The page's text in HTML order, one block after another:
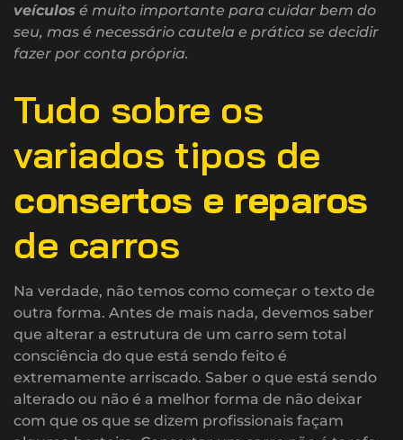
veículos é muito importante para cuidar bem do
seu, mas é necessário cautela e prática se decidir
fazer por conta própria.
Tudo sobre os
variados tipos de
consertos e reparos
de carros
Na verdade, não temos como começar o texto de
outra forma. Antes de mais nada, devemos saber
que alterar a estrutura de um carro sem total
consciência do que está sendo feito é
extremamente arriscado. Saber o que está sendo
alterado ou não é a melhor forma de não deixar
com que os que se dizem profissionais façam